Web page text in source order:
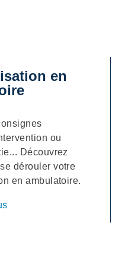
en
ou
Découvrez
dérouler votre
en ambulatoire.